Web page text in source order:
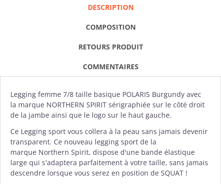
DESCRIPTION
COMPOSITION
RETOURS PRODUIT
COMMENTAIRES
Legging femme 7/8 taille basique POLARIS Burgundy avec
la marque NORTHERN SPIRIT sérigraphiée sur le côté droit
de la jambe ainsi que le logo sur le haut gauche.
Ce Legging sport vous collera à la peau sans jamais devenir
transparent. Ce nouveau legging sport de la
marque Northern Spirit, dispose d'une bande élastique
large qui s'adaptera parfaitement à votre taille, sans jamais
descendre lorsque vous serez en position de SQUAT !